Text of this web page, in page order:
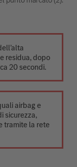
residua, dopo
20 secondi.
airbag e
sicurezza,
tramite la rete